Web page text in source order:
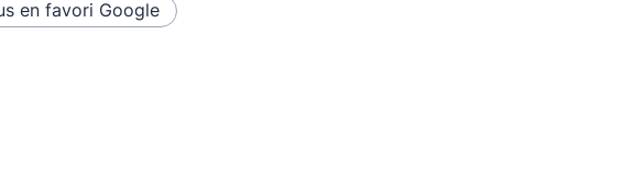
en favori Google